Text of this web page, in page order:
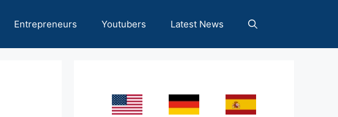
Entrepreneurs Youtubers Latest News